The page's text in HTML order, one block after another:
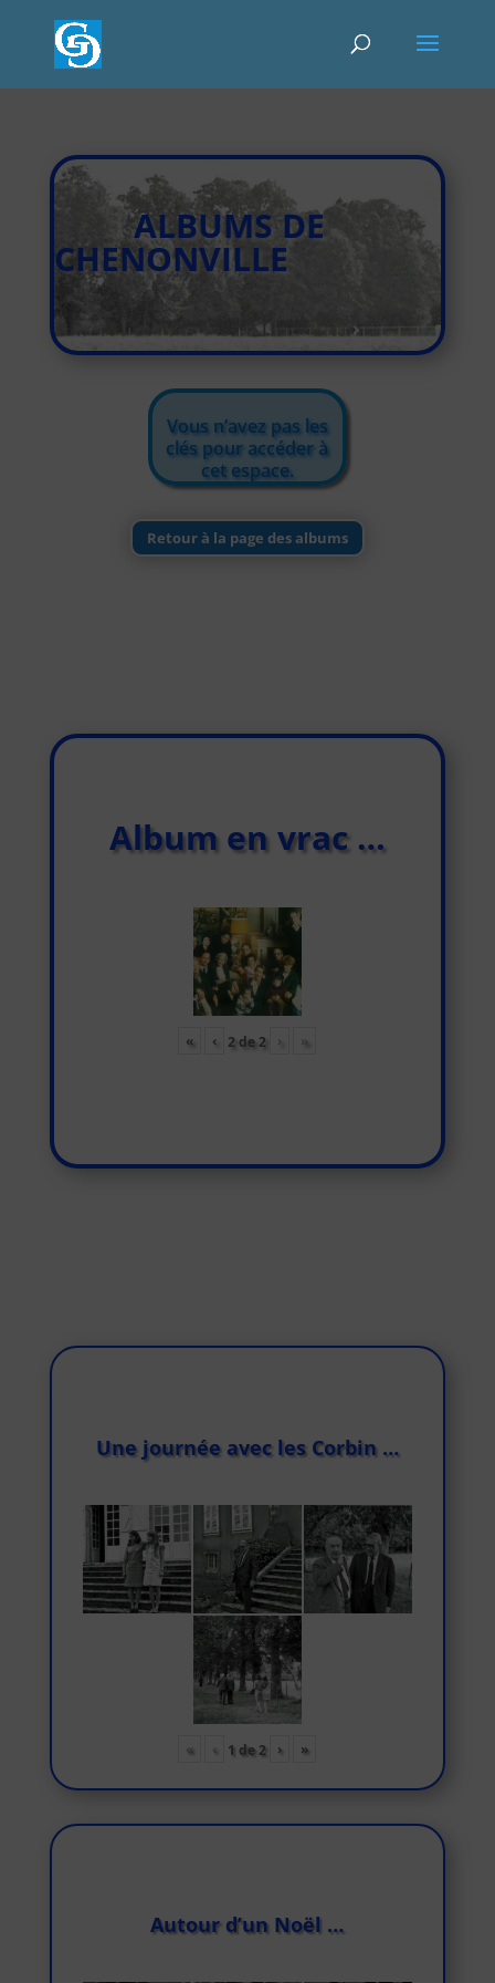
ALBUMS DE
CHENONVILLE
Vous n’avez pas les
clés pour accéder à
cet espace.
Retour à la page des albums
Album en vrac …
« ‹ 2 de2 › »
Une journée avec les Corbin …
« ‹ 1 de 2 › »
Autour d’un Noël …